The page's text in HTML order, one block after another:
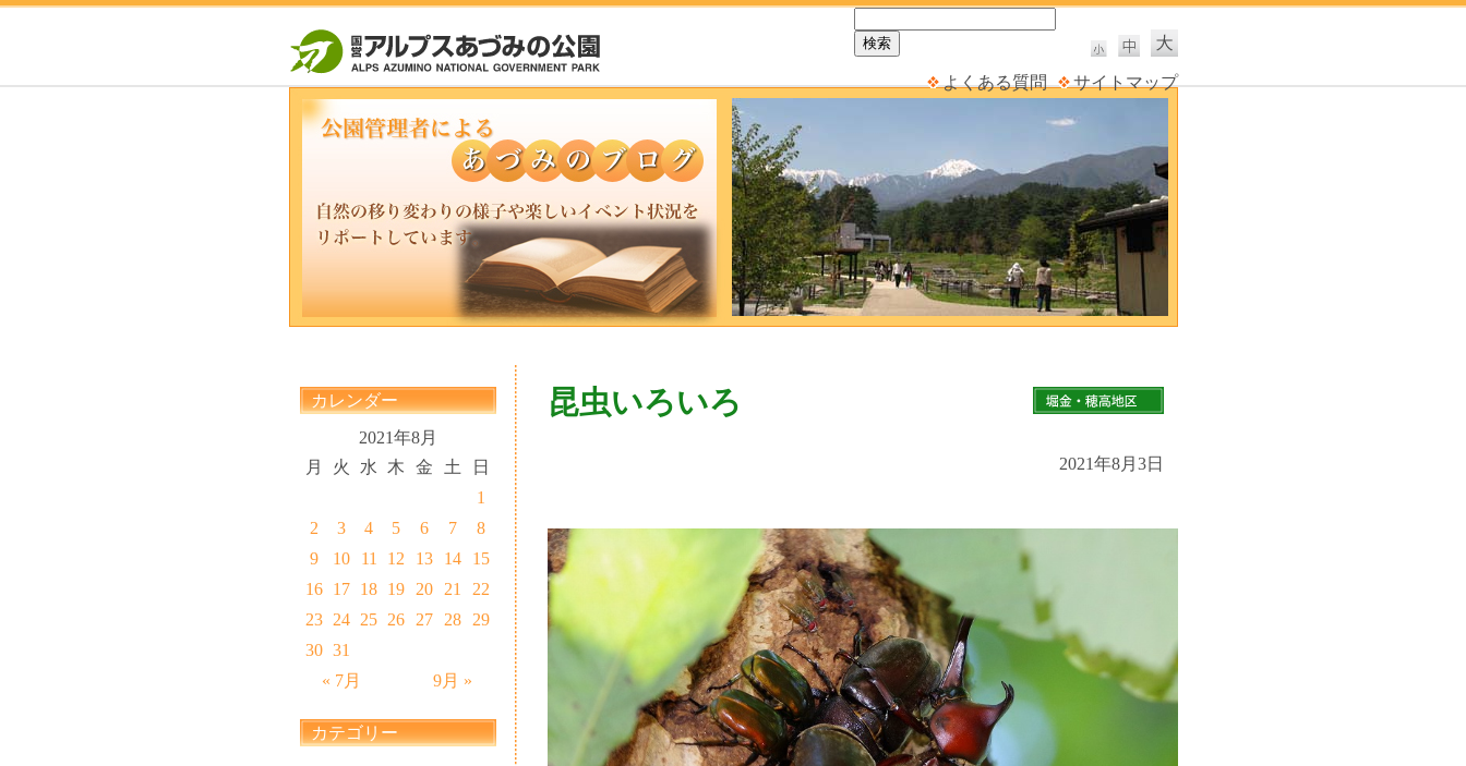
よくある質問 サイトマップ
カレンダー
2021年8月
月
火 水 木 金 土 日
« 7月 9月 »
1
2
3 4 5 6 7
8
9
10 11 12 13 14
15
16 17 18 19 20 21
22
23 24 25 26 27 28
29
30 31
カテゴリー
昆虫いろいろ
2021年8月3日